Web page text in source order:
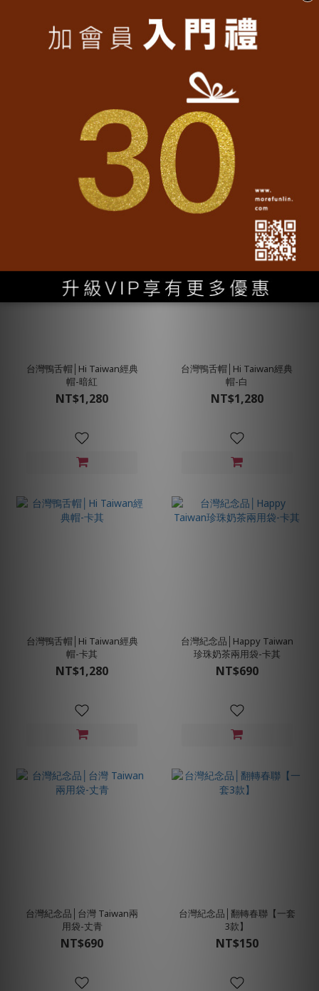
Formosa小籠包T-白
NT$990
台灣T-shirt│Taiwan
Formosa小籠包T-丈青
NT$990
台灣鴨舌帽│Hi Taiwan經典
帽-暗紅
NT$1,280
台灣鴨舌帽│Hi Taiwan經典
帽-白
NT$1,280
台灣鴨舌帽│Hi Taiwan經典
帽-卡其
NT$1,280
台灣紀念品│Happy Taiwan
珍珠奶茶兩用袋-卡其
NT$690
台灣紀念品│台灣 Taiwan兩
用袋-丈青
NT$690
台灣紀念品│翻轉春聯【一套
3款】
NT$150